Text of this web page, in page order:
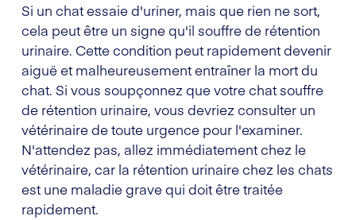
Si un chat essaie d'uriner, mais que rien ne sort,
cela peut être un signe qu'il souffre de rétention
urinaire. Cette condition peut rapidement devenir
aiguë et malheureusement entraîner la mort du
chat. Si vous soupçonnez que votre chat souffre
de rétention urinaire, vous devriez consulter un
vétérinaire de toute urgence pour l'examiner.
N'attendez pas, allez immédiatement chez le
vétérinaire, car la rétention urinaire chez les chats
est une maladie grave qui doit être traitée
rapidement.